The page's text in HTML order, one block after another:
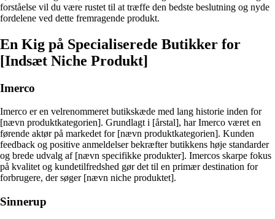
forståelse vil du være rustet til at træffe den bedste beslutning og nyde
fordelene ved dette fremragende produkt.
En Kig på Specialiserede Butikker for
[Indsæt Niche Produkt]
Imerco
Imerco er en velrenommeret butikskæde med lang historie inden for
[nævn produktkategorien]. Grundlagt i [årstal], har Imerco været en
førende aktør på markedet for [nævn produktkategorien]. Kunden
feedback og positive anmeldelser bekræfter butikkens høje standarder
og brede udvalg af [nævn specifikke produkter]. Imercos skarpe fokus
på kvalitet og kundetilfredshed gør det til en primær destination for
forbrugere, der søger [nævn niche produktet].
Sinnerup